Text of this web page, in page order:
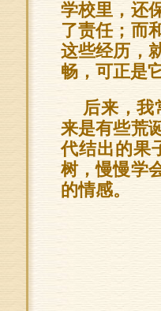
学校里，还
了责任；而
这些经历，
畅，可正是
后来，我
来是有些荒
代结出的果
树，慢慢学
的情感。